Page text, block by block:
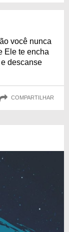
você nunca
Ele te encha
descanse
COMPARTILHAR